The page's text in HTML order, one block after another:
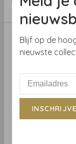
Consent
Selection
Necessary
Statistics
Benieuwd naar
Blijf op de
nieuwste